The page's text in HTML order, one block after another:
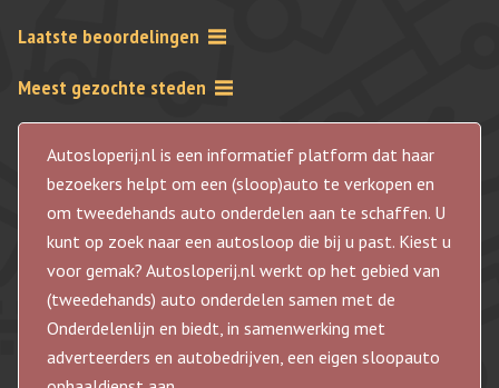
Laatste beoordelingen
Meest gezochte steden
Autosloperij.nl is een informatief platform dat haar
bezoekers helpt om een (sloop)auto te verkopen en
om tweedehands auto onderdelen aan te schaffen. U
kunt op zoek naar een autosloop die bij u past. Kiest u
voor gemak? Autosloperij.nl werkt op het gebied van
(tweedehands) auto onderdelen samen met de
Onderdelenlijn en biedt, in samenwerking met
adverteerders en autobedrijven, een eigen sloopauto